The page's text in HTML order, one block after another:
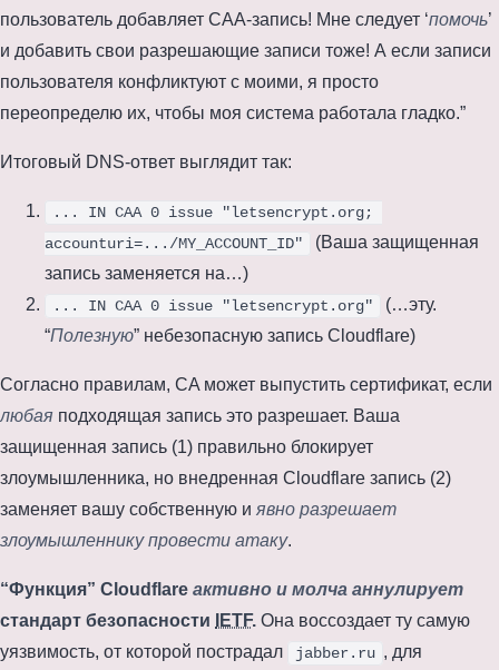
пользователь добавляет CAA-запись! Мне следует ‘помочь’
и добавить свои разрешающие записи тоже! А если записи
пользователя конфликтуют с моими, я просто
переопределю их, чтобы моя система работала гладко.”
Итоговый DNS-ответ выглядит так:
... IN CAA 0 issue "letsencrypt.org;
accounturi=.../MY_ACCOUNT_ID"
(Ваша защищенная
запись заменяется на…)
... IN CAA 0 issue "letsencrypt.org"
(…эту.
“Полезную” небезопасную запись Cloudflare)
Согласно правилам, CA может выпустить сертификат, если
любая подходящая запись это разрешает. Ваша
защищенная запись (1) правильно блокирует
злоумышленника, но внедренная Cloudflare запись (2)
заменяет вашу собственную и явно разрешает
злоумышленнику провести атаку.
“Функция” Cloudflare активно и молча аннулирует
стандарт безопасности
IETF. Она воссоздает ту самую
уязвимость, от которой пострадал
jabber.ru , для